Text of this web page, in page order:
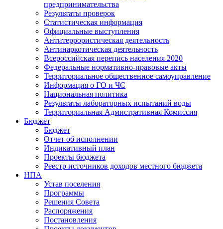
предпринимательства
Результаты проверок
Статистическая информация
Официальные выступления
Антитеррористическая деятельность
Антинаркотическая деятельность
Всероссийская перепись населения 2020
Федеральные нормативно-правовые акты
Территориальное общественное самоуправление
Информация о ГО и ЧС
Национальная политика
Результаты лабораторных испытаний воды
Территориальная Адмистративная Комиссия
Бюджет
Бюджет
Отчет об исполнении
Индикативный план
Проекты бюджета
Реестр источников доходов местного бюджета
НПА
Устав поселения
Программы
Решения Совета
Распоряжения
Постановления